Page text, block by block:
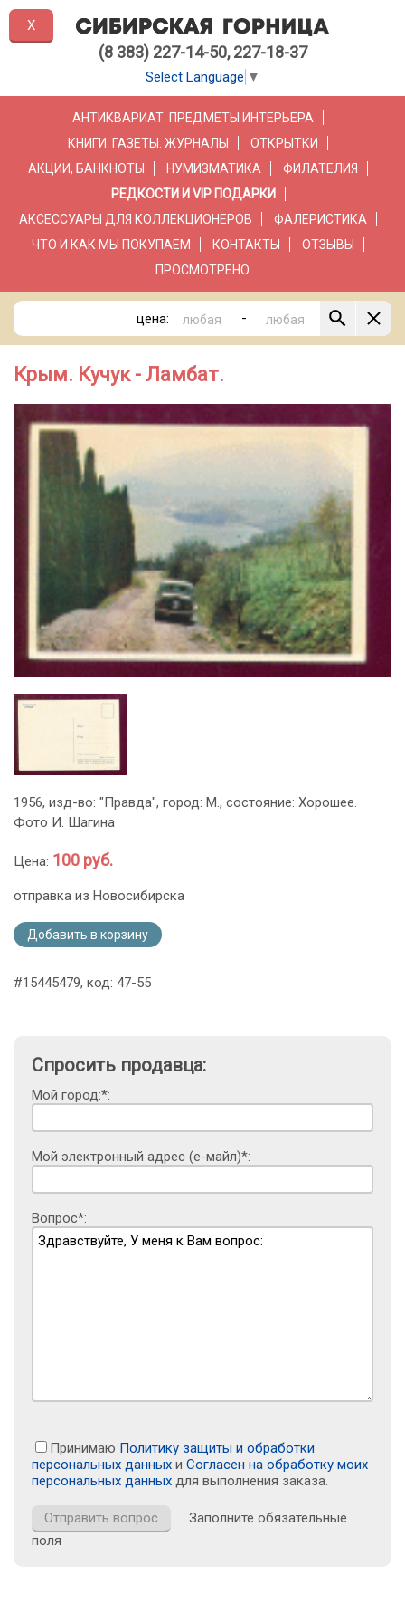
(8 383) 227-14-50, 227-18-37
Select Language ▼
АНТИКВАРИАТ. ПРЕДМЕТЫ ИНТЕРЬЕРА
КНИГИ. ГАЗЕТЫ. ЖУРНАЛЫ
ОТКРЫТКИ
АКЦИИ, БАНКНОТЫ
НУМИЗМАТИКА
ФИЛАТЕЛИЯ
РЕДКОСТИ И VIP ПОДАРКИ
АКСЕССУАРЫ ДЛЯ КОЛЛЕКЦИОНЕРОВ
ФАЛЕРИСТИКА
ЧТО И КАК МЫ ПОКУПАЕМ
КОНТАКТЫ
ОТЗЫВЫ
ПРОСМОТРЕНО
цена: -
Крым. Кучук - Ламбат.
1956, изд-во: "Правда", город: М., состояние: Хорошее.
Фото И. Шагина
Цена: 100 руб.
отправка из Новосибирска
Добавить в корзину
#15445479, код: 47-55
Спросить продавца:
Мой город:*:
Мой электронный адрес (е-майл)*:
Вопрос*:
Принимаю Политику защиты и обработки
персональных данных и Согласен на обработку моих
персональных данных для выполнения заказа.
Заполните обязательные
поля
X